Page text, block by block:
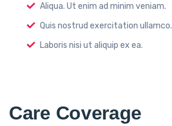
Aliqua. Ut enim ad minim veniam.
Quis nostrud exercitation ullamco.
Laboris nisi ut aliquip ex ea.
Care Coverage